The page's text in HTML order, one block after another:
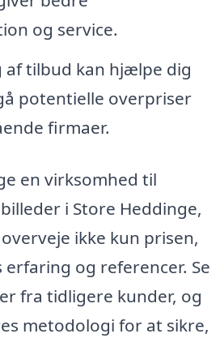
og service.
tilbud kan hjælpe dig
potentielle overpriser
firmaer.
en virksomhed til
i Store Heddinge,
ikke kun prisen,
erfaring og referencer. Se
fra tidligere kunder, og
metodologi for at sikre,